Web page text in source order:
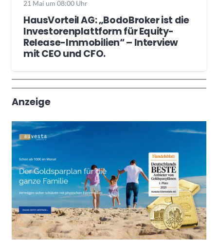
21 Mai um 08:00 Uhr
HausVorteil AG: „BodoBroker ist die
Investorenplattform für Equity-
Release-Immobilien“ – Interview
mit CEO und CFO.
Wochenrückblick
Trendthemen
Anzeige